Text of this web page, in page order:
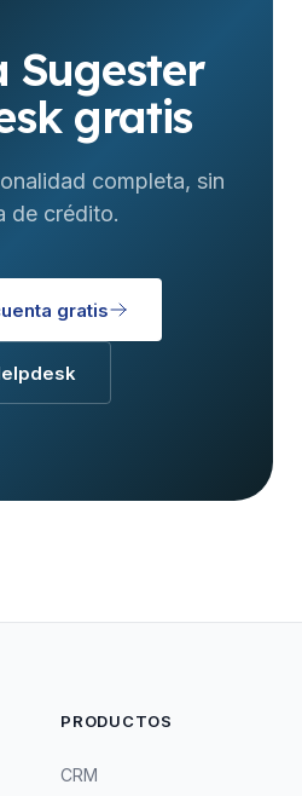
Sugester
gratis
completa, sin
de crédito.
gratis
PRODUCTOS
CRM